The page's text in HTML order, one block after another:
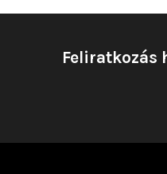
Feliratkozás